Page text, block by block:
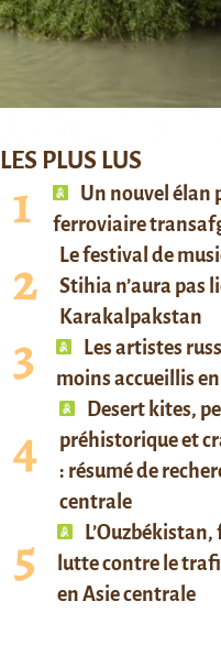
LES PLUS LUS
Un nouvel élan
ferroviaire
Le festival de
Stihia n’aura pas
Karakalpakstan
Les artistes
moins accueillis
Desert kites,
préhistorique et
: résumé de
centrale
lutte contre le
en Asie centrale